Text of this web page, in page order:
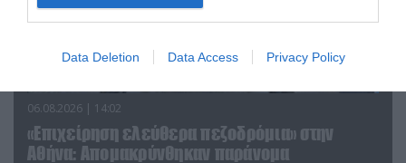
Data Deletion Data Access Privacy Policy
06.08.2026 | 14:02
«Επιχείρηση ελεύθερα πεζοδρόμια» στην
Αθήνα: Απομακρύνθηκαν παράνομα